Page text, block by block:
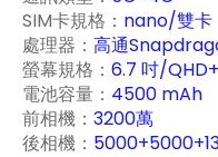
SIM卡規格： nano/雙卡
處理器： 高通
螢幕規格： 6.7 吋/QHD+
電池容量： 4500 mAh
前相機： 3200萬
後相機：